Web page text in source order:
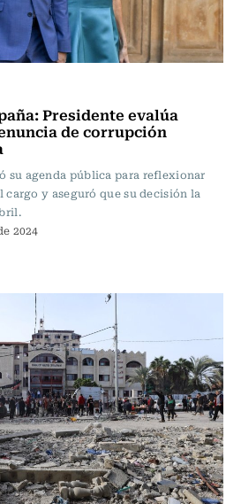
Presidente evalúa
de corrupción
su agenda pública para reflexionar
cargo y aseguró que su decisión la
2024